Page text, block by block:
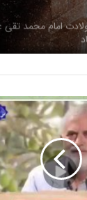
امام محمد تقی
(علیه السلام)
فاطمه زهرا سلام